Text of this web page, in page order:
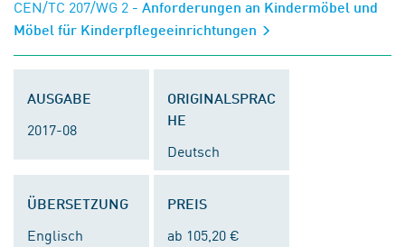
CEN/TC 207/WG 2 - Anforderungen an Kindermöbel und
Möbel für Kinderpflegeeinrichtungen
AUSGABE
2017-08
ORIGINALSPRAC
HE
Deutsch
ÜBERSETZUNG
Englisch
PREIS
ab 105,20 €